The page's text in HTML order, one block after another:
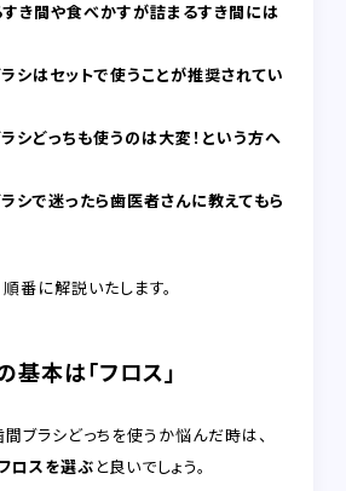
き間や食べかすが詰まるすき間には
シはセットで使うことが推奨されてい
シどっちも使うのは大変！という方へ
シで迷ったら歯医者さんに教えてもら
番に解説いたします。
基本は「フロス」
ブラシどっちを使うか悩んだ時は、
ロスを選ぶ と良いでしょう。